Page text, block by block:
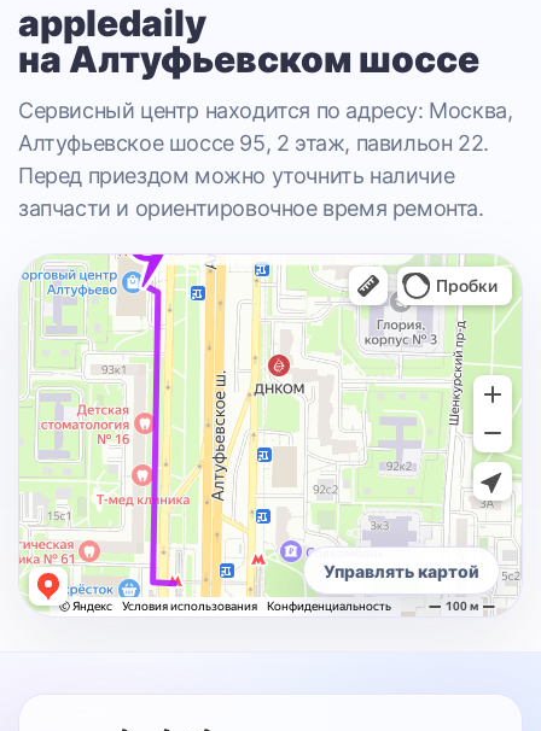
appledaily
на Алтуфьевском шоссе
Сервисный центр находится по адресу: Москва,
Алтуфьевское шоссе 95, 2 этаж, павильон 22.
Перед приездом можно уточнить наличие
запчасти и ориентировочное время ремонта.
Управлять картой